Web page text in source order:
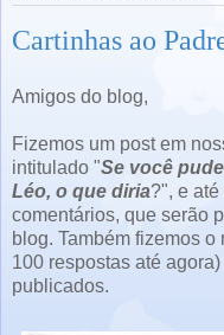
Cartinhas ao
Amigos do blog,
Fizemos um post em
intitulado "Se você
Léo, o que diria?", e
comentários, que serão
blog. Também fizemos
100 respostas até
publicados.